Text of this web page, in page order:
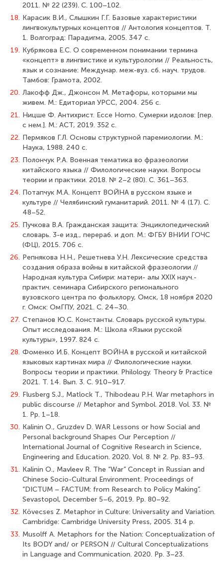
2011. № 22 (239). С. 100–102.
18. Карасик В.И., Слышкин Г.Г. Базовые характеристики
лингвокультурных концептов // Антология концептов. Т.
1. Волгоград: Парадигма, 2005. 347 с.
19. Кубрякова Е.С. О современном понимании термина
«концепт» в лингвистике и культурологии // Реальность,
язык и сознание: Междунар. меж-вуз. сб. науч. трудов.
Тамбов: Грамота, 2002.
20. Лакофф Дж., Джонсон М. Метафоры, которыми мы
живем. М.: Едиториал УРСС, 2004. 256 с.
21. Ницше Ф. Антихрист. Ecce Homo. Сумерки идолов: [пер.
с нем.]. М.: АСТ, 2019. 352 с.
22. Пермяков Г.Л. Основы структурной паремиологии. М.:
Наука, 1988. 240 с.
23. Полончук Р.А. Военная тематика во фразеологии
китайского языка // Филологические науки. Вопросы
теории и практики. 2018. № 2–2 (80). С. 361–363.
24. Потапчук М.А. Концепт ВОЙНА в русском языке и
культуре // Челябинский гуманитарий. 2011. № 4 (17). С.
48–52.
25. Пучкова В.А. Гражданская защита: Энциклопедический
словарь. 3-е изд., перераб. и доп. М.: ФГБУ ВНИИ ГОЧС
(ФЦ), 2015. 706 с.
26. Репнякова Н.Н., Решетнева У.Н. Лексические средства
создания образа войны в китайской фразеологии //
Народная культура Сибири: матери- алы XXIX науч.-
практич. семинара Сибирского регионального
вузовского центра по фольклору, Омск, 18 ноября 2020
г. Омск: ОмГПУ, 2021. С. 24–30.
27. Степанов Ю.С. Константы. Словарь русской культуры.
Опыт исследования. М.: Школа «Языки русской
культуры», 1997. 824 с.
28. Фоменко И.Б. Концепт ВОЙНА в русской и китайской
языковых картинах мира // Филологические науки.
Вопросы теории и практики. Philology. Theory & Practice
2021. Т. 14. Вып. 3. С. 910–917.
29. Flusberg S.J., Matlock T., Thibodeau P.H. War metaphors in
public discourse // Metaphor and Symbol. 2018. Vol. 33. №
1. Pp. 1–18.
30. Kalinin O., Gruzdev D. WAR Lessons or how Social and
Personal background Shapes Our Perception //
International Journal of Cognitive Research in Science,
Engineering and Education. 2020. Vol. 8. № 2. Pp. 83–93.
31. Kalinin O., Mavleev R. The “War” Concept in Russian and
Chinese Socio-Cultural Environment. Proceedings of
“DICTUM – FACTUM: from Research to Policy Making”.
Sevastopol, December 5–6, 2019. Pp. 80–92.
32. Kövecses Z. Metaphor in Culture: Universality and Variation.
Cambridge: Cambridge University Press, 2005. 314 p.
33. Musolff A. Metaphors for the Nation: Conceptualization of
Its BODY and/ or PERSON // Cultural Conceptualizations
in Language and Communication. 2020. Pр. 3–23.